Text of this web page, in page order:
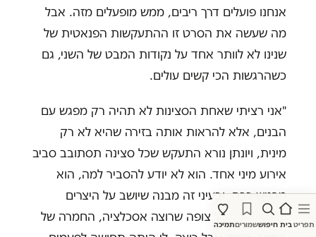
תפריטבית חיפוששמוריםתמיכה
אנחנו פועלים דרך ריבים, ממש מופעלים מזה. אבל
מה שעשה את הסרט זו ההתעקשות הפנאטית של
שנינו לא לוותר אחד על נקודות המבט של השני, גם
כשהרגשות הכי קשים עולים.
"אני רציתי שאחת הסצינות לא תהיה רק מפגש עם
הבנים, אלא להראות אותה בזירה שהיא לא רק
מינית, ויונתן נורא התעקש שכל סצינה תסתובב סביב
אירוע מיני אחד. הוא לא יודע להסביר למה, הוא
מרגיש ככה, ובעיני זה מבנה שיושב על היצרים
האפלים של כל צופה שרוצה אסכלציה, החמרה של